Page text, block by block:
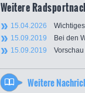
Weitere
15.04.2026 Wichtiges
15.09.2019 Bei den
15.09.2019 Vorschau
Weitere